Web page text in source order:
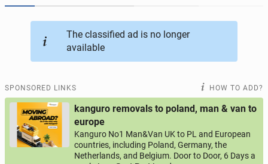
JOBSEEKERS
BUSINESS
BUY & SELL
PERSONALS 112online ads
The classified ad is no longer
available
SPONSORED LINKS HOW TO ADD?
kanguro removals to poland, man & van to
europe
Kanguro No1 Man&Van UK to PL and European
countries, including Poland, Germany, the
Netherlands, and Belgium. Door to Door, 6 Days a